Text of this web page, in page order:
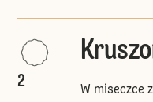
2
W miseczce